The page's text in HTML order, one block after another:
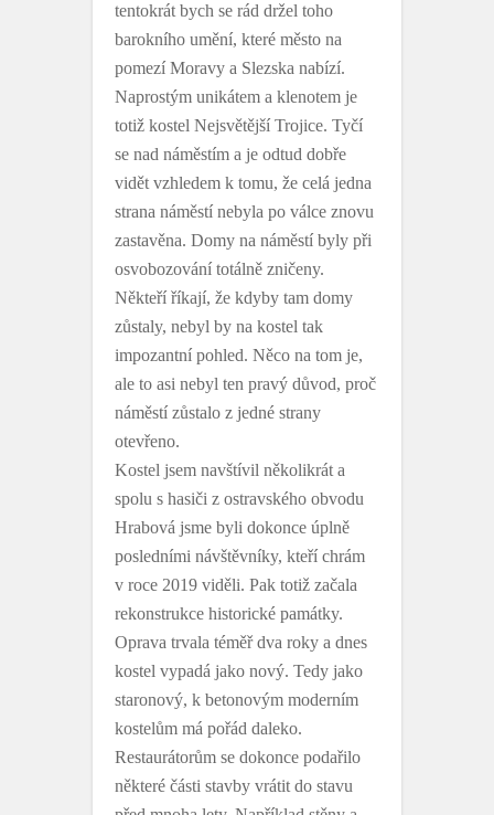
tentokrát bych se rád držel toho
barokního umění, které město na
pomezí Moravy a Slezska nabízí.
Naprostým unikátem a klenotem je
totiž kostel Nejsvětější Trojice. Tyčí
se nad náměstím a je odtud dobře
vidět vzhledem k tomu, že celá jedna
strana náměstí nebyla po válce znovu
zastavěna. Domy na náměstí byly při
osvobozování totálně zničeny.
Někteří říkají, že kdyby tam domy
zůstaly, nebyl by na kostel tak
impozantní pohled. Něco na tom je,
ale to asi nebyl ten pravý důvod, proč
náměstí zůstalo z jedné strany
otevřeno.
Kostel jsem navštívil několikrát a
spolu s hasiči z ostravského obvodu
Hrabová jsme byli dokonce úplně
posledními návštěvníky, kteří chrám
v roce 2019 viděli. Pak totiž začala
rekonstrukce historické památky.
Oprava trvala téměř dva roky a dnes
kostel vypadá jako nový. Tedy jako
staronový, k betonovým moderním
kostelům má pořád daleko.
Restaurátorům se dokonce podařilo
některé části stavby vrátit do stavu